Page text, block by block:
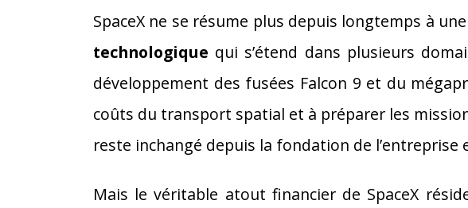
SpaceX ne se résume plus depuis longtemps à
technologique qui s’étend dans plusieurs
développement des fusées Falcon 9 et du
coûts du transport spatial et à préparer les
reste inchangé depuis la fondation de l’entreprise
Mais le véritable atout financier de SpaceX